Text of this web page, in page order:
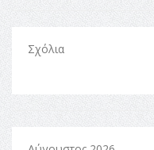
Σχόλια